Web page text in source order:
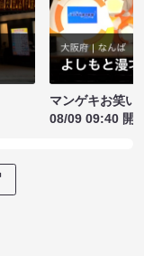
マンゲキお笑い
08/09 09:40 開